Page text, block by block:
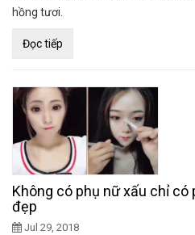
hồng tươi.
Đọc tiếp
Không có phụ nữ xấu chỉ có
đẹp
Jul 29, 2018